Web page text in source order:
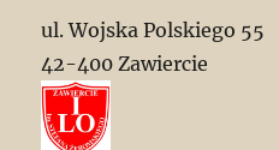
ul. Wojska Polskiego 55
42-400 Zawiercie